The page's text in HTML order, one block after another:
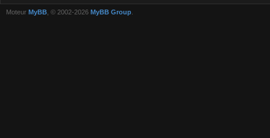
Moteur MyBB , © 2002-2026 MyBB Group